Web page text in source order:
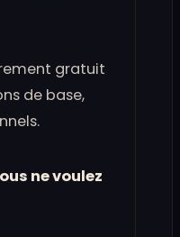
gratuit
de base,
ne voulez